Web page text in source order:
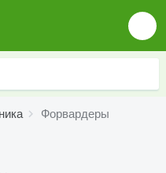
Форвардеры